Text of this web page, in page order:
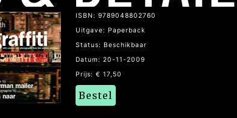
ISBN: 9789048802760
Uitgave: Paperback
Status: Beschikbaar
Datum: 20-11-2009
Prijs: € 17,50
Bestel